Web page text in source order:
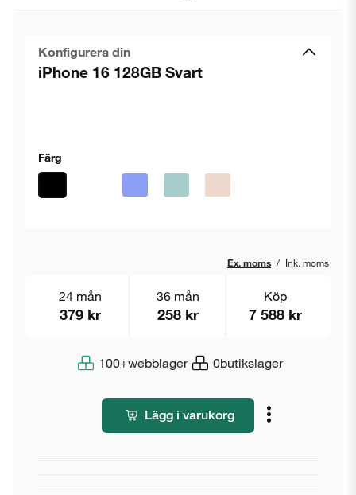
Konfigurera din
iPhone 16 128GB Svart
Färg
Ex. moms / Ink. moms
100+webblager 0butikslager
24 mån
379 kr
36 mån
258 kr
Köp
7 588 kr
Lägg i varukorg